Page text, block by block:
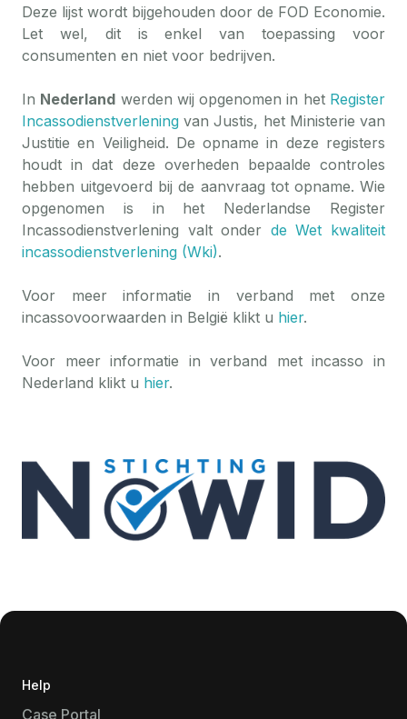
Deze lijst wordt bijgehouden door de FOD Economie.
Let wel, dit is enkel van toepassing voor
consumenten en niet voor bedrijven.
In Nederland werden wij opgenomen in het Register
Incassodienstverlening van Justis, het Ministerie van
Justitie en Veiligheid. De opname in deze registers
houdt in dat deze overheden bepaalde controles
hebben uitgevoerd bij de aanvraag tot opname. Wie
opgenomen is in het Nederlandse Register
Incassodienstverlening valt onder de Wet kwaliteit
incassodienstverlening (Wki).
Voor meer informatie in verband met onze
incassovoorwaarden in België klikt u hier.
Voor meer informatie in verband met incasso in
Nederland klikt u hier.
Help
Case Portal